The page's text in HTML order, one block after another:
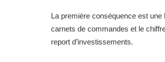
La première conséquence est
carnets de commandes et le
report d’investissements.